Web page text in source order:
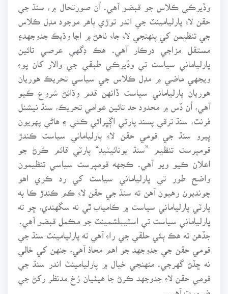
وڏيرڪي ڪلاس جو قبضو آهي. اُن صورتحال ۾، سنڌ جي
حقن لاءِ پارليامينٽ جي اندر توڙي ٻاهر موجود مڊل ڪلاس
جي تنظيمن کي پنهنجي لاءِ جاءِ ٺاهڻ ۾ اڃا وڌيڪ جدوجهد۽
مستقل مزاجي درڪار آهي. هڪ ڊگهي عرصي تائين
پارلياماني سياست تي وڏيرڪي طبقي جي والار کان پوءِ
ويجهي ماضي ۾ مڊل ڪلاس جي سياسي تحريڪ هوريان
هوريان پارلياماني سياست ڏانهن قدم وڌائڻ شروع ڪيو
آهي، اُن ڏس ۾ محدود حد تائين عوامي تحريڪ، سنڌ نيشنل
فرنٽ، سنڌ ترقي پسند پارٽي اڳڀرائي ڪئي ۽ هاڻي پهريون
ڀيرو سنڌ جي قومي حقن لاءِ پارلياماني سياست ڪندڙ
قومپرست تنظيم ”سنڌ يونائيٽيڊ“ پارٽي قائم ڪرڻ جو
اعلان ڪيو ويو آهي. ڪجهه قومپرست سياسي تنظيمون
واضح طور تي پارلياماني سياست کي رد ڪري اهو
چونديون رهيون آهن ته سنڌ جي حقن لاءِ ڪم ڪندڙ ڪا به
پارٽي پارلياماني سياست ۾ ڪامياب ٿي نه سگهندي، ڇو ته
پارلياماني سياست تي اسٽيبلشمينٽ جو مڪمل قبضو آهي.
جڏهن ته هڪ ٻئي حلقي جي راءِ آهي ته پارليامينٽ سنڌ جي
قومي حقن جي جدوجهد جو اهم محاذ آهي، جنهن کي خالي
نه ڇڏڻ گهرجي. منهنجي خيال ۾ پارليامينٽ اندر سنڌ جي
قومي حقن لاءِ جدوجهد ڪرڻ جا هيٺيان رُخ مدنظر رکڻ جي
ضرورت آهي.